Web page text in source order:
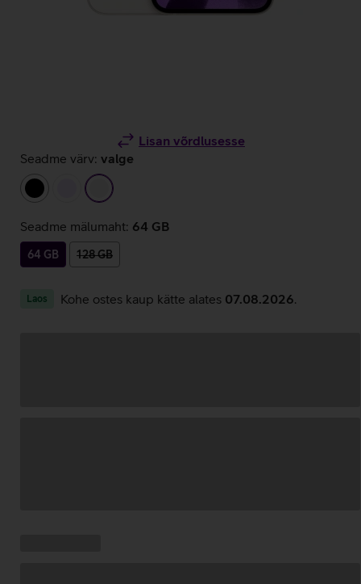
Lisan võrdlusesse
Seadme värv: valge
must
helelillavalge
Seadme mälumaht: 64 GB
64 GB 128 GB
Laos Kohe ostes kaup kätte alates 07.08.2026